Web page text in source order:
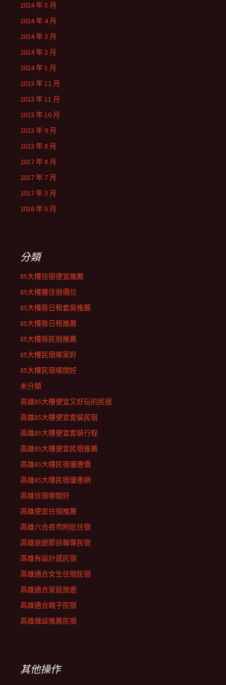
2024 年 5 月
2024 年 4 月
2024 年 3 月
2024 年 2 月
2024 年 1 月
2023 年 12 月
2023 年 11 月
2023 年 10 月
2023 年 9 月
2023 年 8 月
2017 年 8 月
2017 年 7 月
2017 年 3 月
2016 年 5 月
分類
85大樓住宿便宜推薦
85大樓層住宿價位
85大樓房日租套房推薦
85大樓房日租推薦
85大樓房民宿推薦
85大樓民宿哪家好
85大樓民宿哪間好
未分類
高雄85大樓便宜又好玩的民宿
高雄85大樓便宜套裝民宿
高雄85大樓便宜套裝行程
高雄85大樓便宜民宿推薦
高雄85大樓民宿優惠價
高雄85大樓民宿優惠網
高雄住宿哪間好
高雄便宜住宿推薦
高雄六合夜市附近住宿
高雄旅遊節目報導民宿
高雄有設計感民宿
高雄適合女生住宿民宿
高雄適合家庭旅遊
高雄適合親子民宿
高雄雜誌推薦民宿
其他操作